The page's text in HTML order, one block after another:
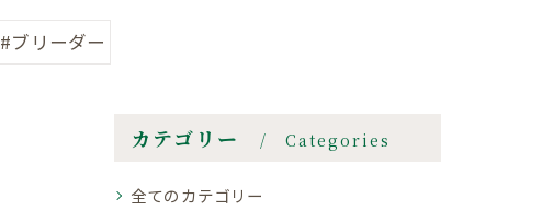
#ブリーダー
カテゴリー Categories
全てのカテゴリー